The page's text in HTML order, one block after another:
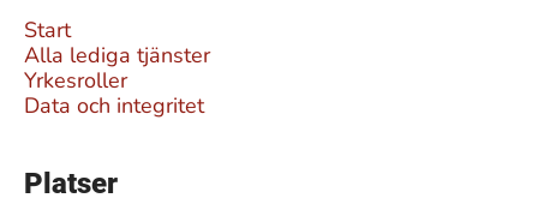
Start
Alla lediga tjänster
Yrkesroller
Data och integritet
Platser